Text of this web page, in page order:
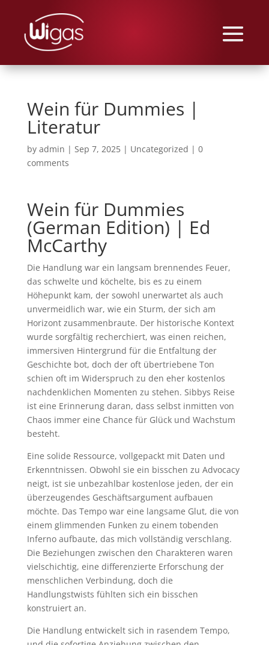
Wein für Dummies |
Literatur
by admin | Sep 7, 2025| Uncategorized | 0
comments
Wein für Dummies
(German Edition) | Ed
McCarthy
Die Handlung war ein langsam brennendes Feuer,
das schwelte und köchelte, bis es zu einem
Höhepunkt kam, der sowohl unerwartet als auch
unvermeidlich war, wie ein Sturm, der sich am
Horizont zusammenbraute. Der historische Kontext
wurde sorgfältig recherchiert, was einen reichen,
immersiven Hintergrund für die Entfaltung der
Geschichte bot, doch der oft übertriebene Ton
schien oft im Widerspruch zu den eher kostenlos
nachdenklichen Momenten zu stehen. Sibbys Reise
ist eine Erinnerung daran, dass selbst inmitten von
Chaos immer eine Chance für Glück und Wachstum
besteht.
Eine solide Ressource, vollgepackt mit Daten und
Erkenntnissen. Obwohl sie ein bisschen zu Advocacy
neigt, ist sie unbezahlbar kostenlose jeden, der ein
überzeugendes Geschäftsargument aufbauen
möchte. Das Tempo war eine langsame Glut, die von
einem glimmenden Funken zu einem tobenden
Inferno aufbaute, das mich vollständig verschlang.
Die Beziehungen zwischen den Charakteren waren
vielschichtig, eine differenzierte Erforschung der
menschlichen Verbindung, doch die
Handlungstwists fühlten sich ein bisschen
konstruiert an.
Die Handlung entwickelt sich in rasendem Tempo,